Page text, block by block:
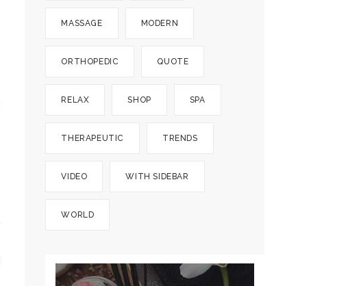
MASSAGE MODERN
ORTHOPEDIC QUOTE
RELAX SHOP SPA
THERAPEUTIC TRENDS
VIDEO WITH SIDEBAR
WORLD